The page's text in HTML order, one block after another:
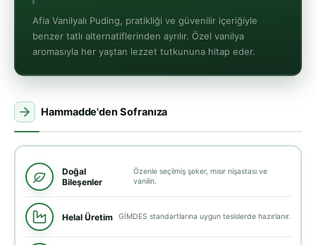
Afia Vanilyalı Puding, pratikliği ve güvenilir içeriğiyle
benzer tatlı alternatiflerinden ayrılır. Özel vanilya
aromasıyla her yaştan lezzet tutkununa hitap eder.
Hammadde'den Sofranıza
Doğal
Bileşenler
Özenle seçilmiş şeker, mısır nişastası ve
vanilin.
Helal Üretim GİMDES standartlarına uygun tesislerde hazırlanır.